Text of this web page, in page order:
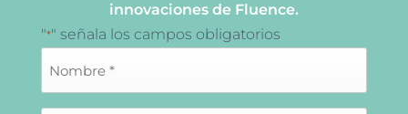
innovaciones de Fluence.
"*" señala los campos obligatorios